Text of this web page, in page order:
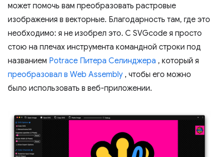
может помочь вам преобразовать растровые
изображения в векторные. Благодарность там, где это
необходимо: я не изобрел это. С SVGcode я просто
стою на плечах инструмента командной строки под
названием Potrace Питера Селинджера , который я
преобразовал в Web Assembly , чтобы его можно
было использовать в веб-приложении.